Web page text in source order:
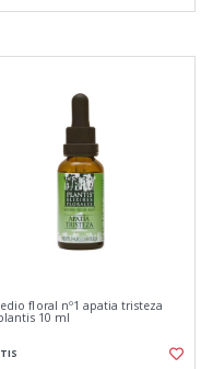
floral nº1 apatia tristeza
10 ml